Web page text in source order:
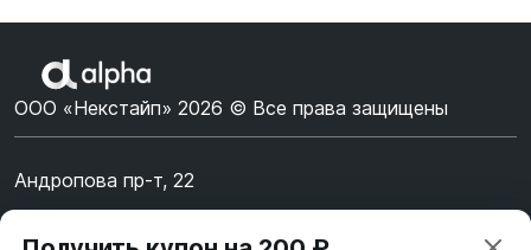
ООО «Некстайп» 2026 © Все права защищены
Андропова пр-т, 22